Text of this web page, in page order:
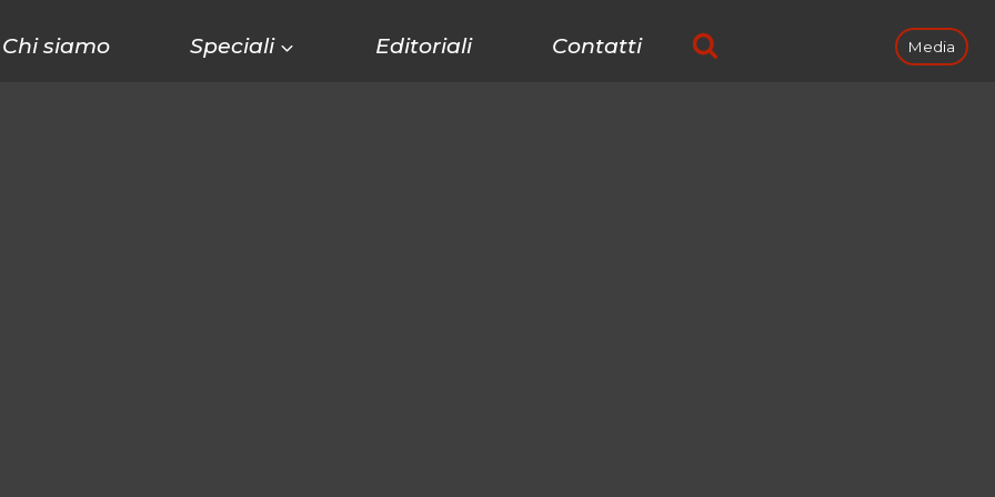
Chi siamo Speciali Editoriali Contatti Media